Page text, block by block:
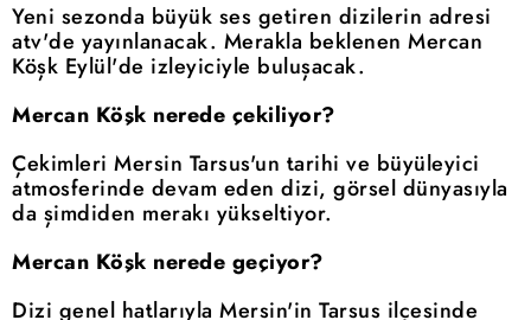
Yeni sezonda büyük ses getiren dizilerin adresi
atv'de yayınlanacak. Merakla beklenen Mercan
Köşk Eylül'de izleyiciyle buluşacak.
Mercan Köşk nerede çekiliyor?
Çekimleri Mersin Tarsus'un tarihi ve büyüleyici
atmosferinde devam eden dizi, görsel dünyasıyla
da şimdiden merakı yükseltiyor.
Mercan Köşk nerede geçiyor?
Dizi genel hatlarıyla Mersin'in Tarsus ilçesinde